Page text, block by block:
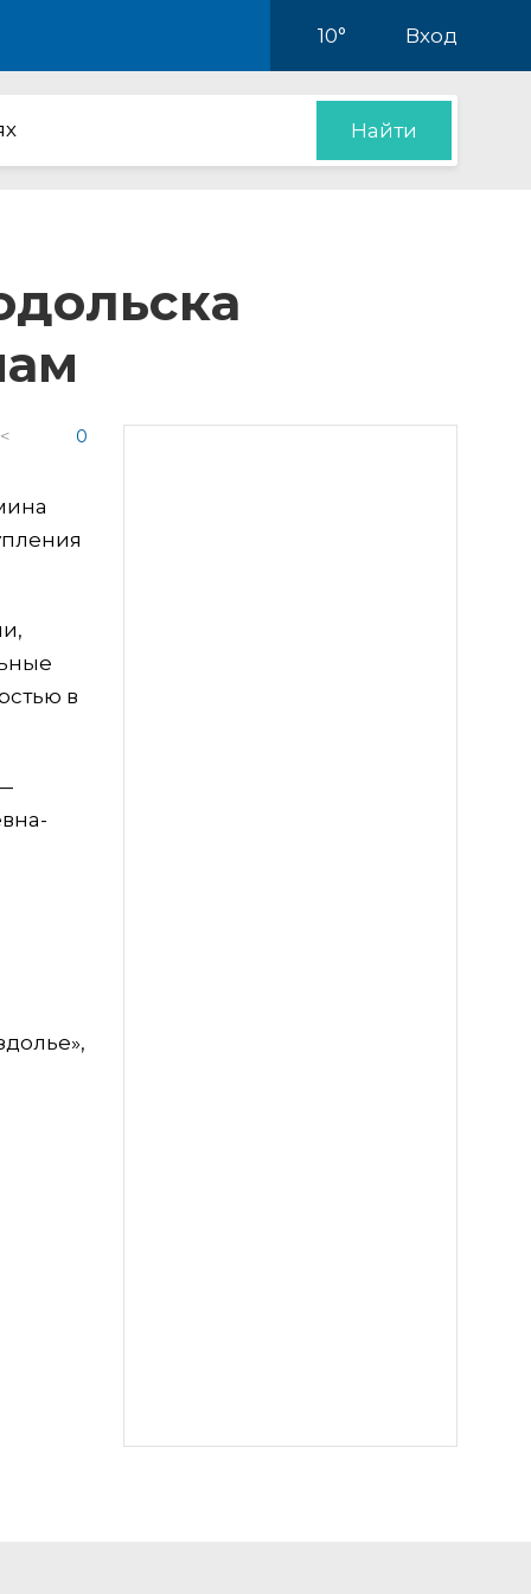
10° Вход
Найти
0
в